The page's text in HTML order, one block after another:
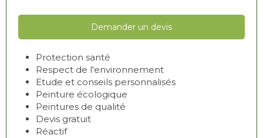
Demander un devis
Protection santé
Respect de l'environnement
Etude et conseils personnalisés
Peinture écologique
Peintures de qualité
Devis gratuit
Réactif